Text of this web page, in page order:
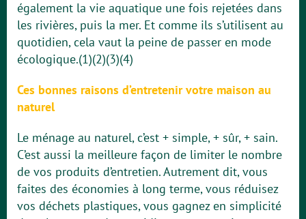
également la vie aquatique une fois rejetées dans
les rivières, puis la mer. Et comme ils s’utilisent au
quotidien, cela vaut la peine de passer en mode
écologique.(1)(2)(3)(4)
Ces bonnes raisons d’entretenir votre maison au
naturel
Le ménage au naturel, c’est + simple, + sûr, + sain.
C’est aussi la meilleure façon de limiter le nombre
de vos produits d’entretien. Autrement dit, vous
faites des économies à long terme, vous réduisez
vos déchets plastiques, vous gagnez en simplicité